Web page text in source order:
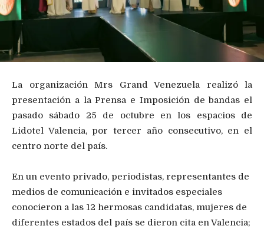
La organización Mrs Grand Venezuela realizó la
presentación a la Prensa e Imposición de bandas el
pasado sábado 25 de octubre en los espacios de
Lidotel Valencia, por tercer año consecutivo, en el
centro norte del país.
En un evento privado, periodistas, representantes de
medios de comunicación e invitados especiales
conocieron a las 12 hermosas candidatas, mujeres de
diferentes estados del país se dieron cita en Valencia;